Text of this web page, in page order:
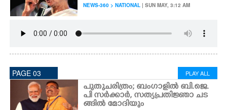
NEWS-360 > NATIONAL | SUN MAY, 3:12 AM
PAGE 03 PLAY ALL
പുതുചരിത്രം; ബംഗാളിൽ ബി.ജെ.
പി സർക്കാർ, സത്യപ്രതിജ്ഞാ ചട
ങ്ങിൽ മോദിയും